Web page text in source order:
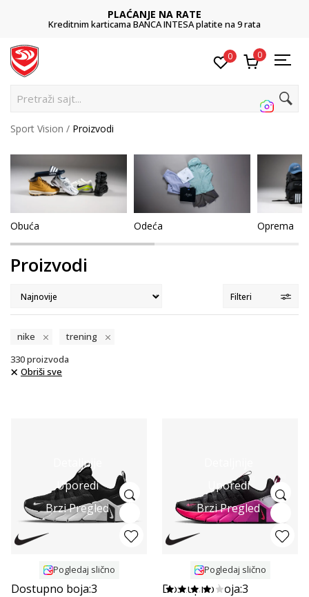
POZOVITE NAS
011 422 1422
0 0
Pretra
Sport Vision Proizvodi
Obuća Odeća Oprema
Proizvodi
Filteri
nike
trening
330proizvoda
Obriši sve
Detaljnije
Uporedi
Brzi Pregled
Pogledaj slično
Dostupno boja:3
Uporedi
Brzi Pregled
Pogledaj slično
Dostupno boja:3